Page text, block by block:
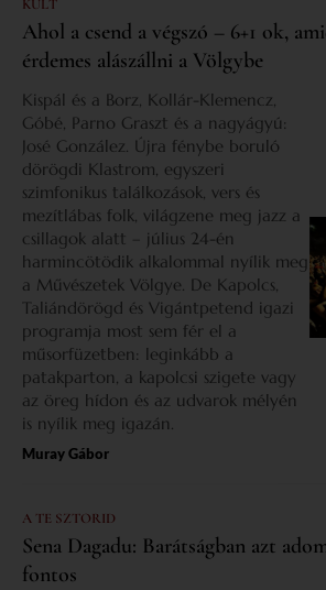
KULT
Ahol a csend a végszó – 6+1 ok,
érdemes alászállni a Völgybe
Kispál és a Borz, Kollár-Klemencz,
Góbé, Parno Graszt és a nagyágyú:
José González. Újra fénybe boruló
dörögdi Klastrom, egyszeri
szimfonikus találkozások, vers és
mezítlábas folk, világzene meg jazz a
csillagok alatt – július 24-én
harmincötödik alkalommal nyílik meg
a Művészetek Völgye. De Kapolcs,
Taliándörögd és Vigántpetend igazi
programja most sem fér el a
műsorfüzetben: leginkább a
patakparton, a kapolcsi szigete vagy
az öreg hídon és az udvarok mélyén
is nyílik meg igazán.
Muray Gábor
A TE SZTORID
Sena Dagadu: Barátságban azt
fontos